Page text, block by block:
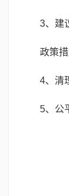
3、建
政策
4、清
5、公